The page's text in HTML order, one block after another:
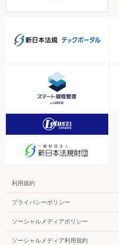
利用規約
プライバシーポリシー
ソーシャルメディアポリシー
ソーシャルメディア利用規約